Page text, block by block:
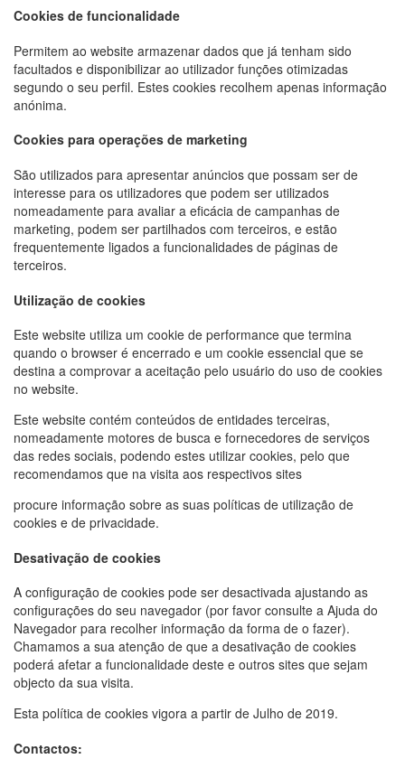
Cookies de funcionalidade
Permitem ao website armazenar dados que já tenham sido
facultados e disponibilizar ao utilizador funções otimizadas
segundo o seu perfil. Estes cookies recolhem apenas informação
anónima.
Cookies para operações de marketing
São utilizados para apresentar anúncios que possam ser de
interesse para os utilizadores que podem ser utilizados
nomeadamente para avaliar a eficácia de campanhas de
marketing, podem ser partilhados com terceiros, e estão
frequentemente ligados a funcionalidades de páginas de
terceiros.
Utilização de cookies
Este website utiliza um cookie de performance que termina
quando o browser é encerrado e um cookie essencial que se
destina a comprovar a aceitação pelo usuário do uso de cookies
no website.
Este website contém conteúdos de entidades terceiras,
nomeadamente motores de busca e fornecedores de serviços
das redes sociais, podendo estes utilizar cookies, pelo que
recomendamos que na visita aos respectivos sites
procure informação sobre as suas políticas de utilização de
cookies e de privacidade.
Desativação de cookies
A configuração de cookies pode ser desactivada ajustando as
configurações do seu navegador (por favor consulte a Ajuda do
Navegador para recolher informação da forma de o fazer).
Chamamos a sua atenção de que a desativação de cookies
poderá afetar a funcionalidade deste e outros sites que sejam
objecto da sua visita.
Esta política de cookies vigora a partir de Julho de 2019.
Contactos: